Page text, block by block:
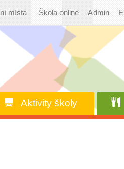
místa Škola online Admin
Aktivity školy